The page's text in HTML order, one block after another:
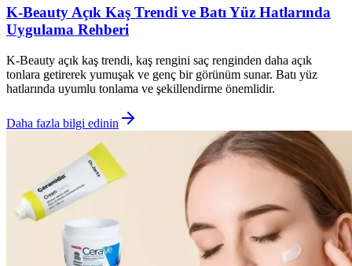
K-Beauty Açık Kaş Trendi ve Batı Yüz Hatlarında
Uygulama Rehberi
K-Beauty açık kaş trendi, kaş rengini saç renginden daha açık
tonlara getirerek yumuşak ve genç bir görünüm sunar. Batı yüz
hatlarında uyumlu tonlama ve şekillendirme önemlidir.
Daha fazla bilgi edinin